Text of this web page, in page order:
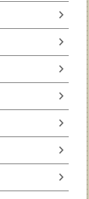
chevron_right
chevron_right
chevron_right
chevron_right
chevron_right
chevron_right
chevron_right